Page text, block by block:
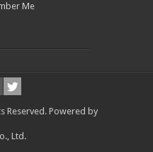
Me
Reserved. Powered by
Ltd.